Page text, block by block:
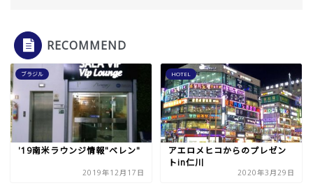
RECOMMEND
ブラジル
'19南米ラウンジ情報"ベレン"
2019年12月17日
HOTEL
アエロメヒコからのプレゼン
トin仁川
2020年3月29日